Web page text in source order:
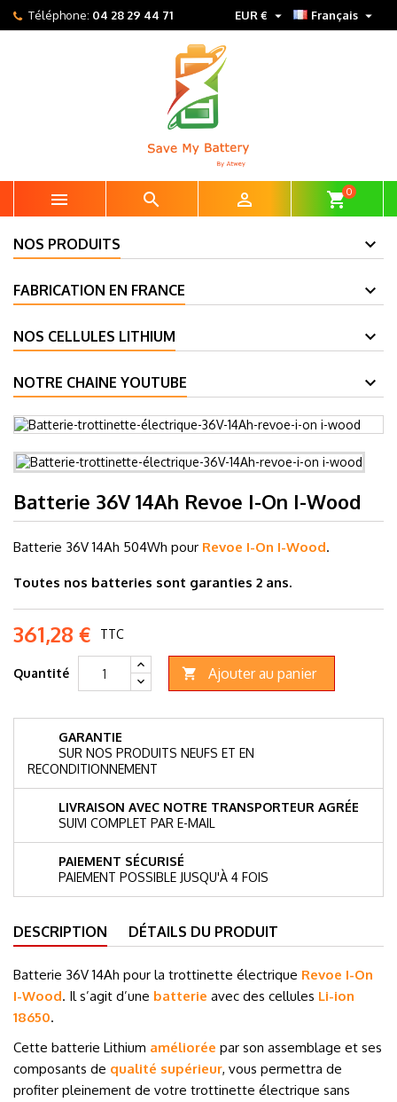
Téléphone: 04 28 29 44 71 Français 
EUR € 
   shopping_cart0
NOS PRODUITS
FABRICATION EN FRANCE
NOS CELLULES LITHIUM
NOTRE CHAINE YOUTUBE
Batterie 36V 14Ah Revoe I-On I-Wood
Batterie 36V 14Ah 504Wh pour Revoe I-On I-Wood.
Toutes nos batteries sont garanties 2 ans.
361,28 € TTC
Quantité  Ajouter au panier
GARANTIE
SUR NOS PRODUITS NEUFS ET EN
RECONDITIONNEMENT
LIVRAISON AVEC NOTRE TRANSPORTEUR AGRÉE
SUIVI COMPLET PAR E-MAIL
PAIEMENT SÉCURISÉ
PAIEMENT POSSIBLE JUSQU'À 4 FOIS
DESCRIPTION DÉTAILS DU PRODUIT
Batterie 36V 14Ah pour la trottinette électrique Revoe I-On
I-Wood. Il s’agit d’une batterie avec des cellules Li-ion
18650.
Cette batterie Lithium améliorée par son assemblage et ses
composants de qualité supérieur, vous permettra de
profiter pleinement de votre trottinette électrique sans